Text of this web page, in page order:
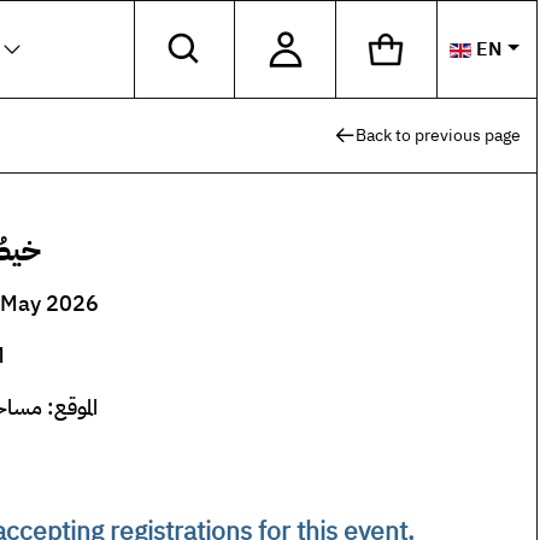
EN
Back to previous page
2026
⁠الموقع:
registrations for this event.